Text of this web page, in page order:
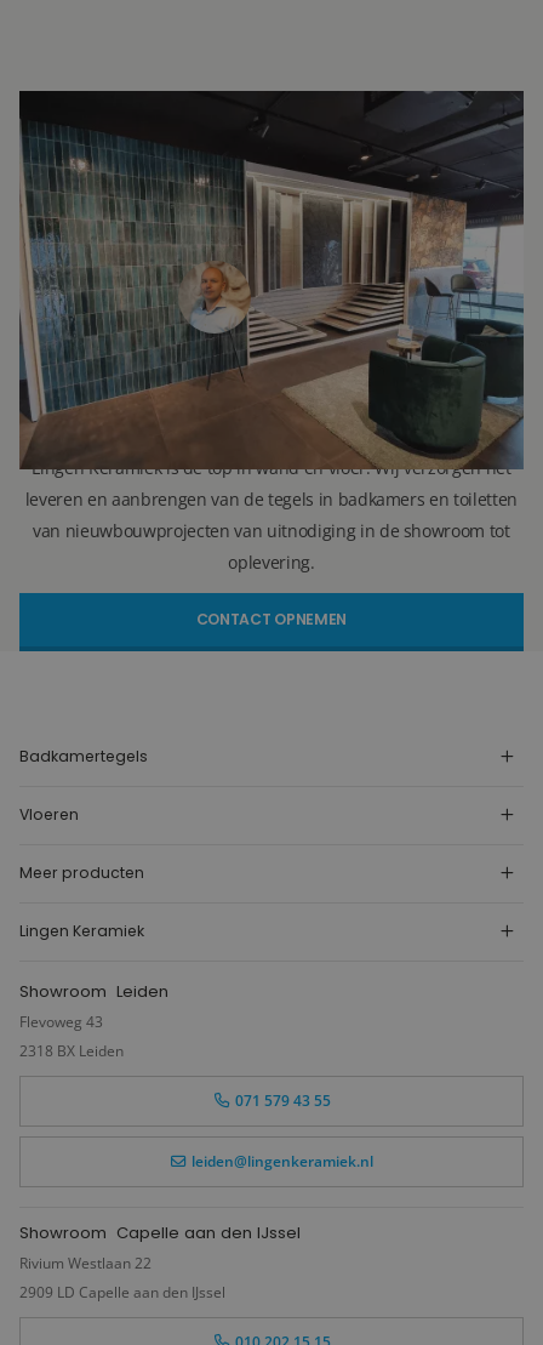
INTERESSE? NEEM VOOR MEER INFORMATIE
CONTACT OP.
Ron Vellekoop
Directeur
071 579 43 55
(Leiden)
010 202 15 15
(Capelle aan den IJssel)
r.vellekoop@lingenkeramiek.nl
Lingen Keramiek is de top in wand en vloer. Wij verzorgen het
leveren en aanbrengen van de tegels in badkamers en toiletten
van nieuwbouwprojecten van uitnodiging in de showroom tot
oplevering.
CONTACT OPNEMEN
Badkamertegels
Vloeren
Meer producten
Lingen Keramiek
Showroom Leiden
Flevoweg 43
2318 BX Leiden
071 579 43 55
leiden@lingenkeramiek.nl
Showroom Capelle aan den IJssel
Rivium Westlaan 22
2909 LD Capelle aan den IJssel